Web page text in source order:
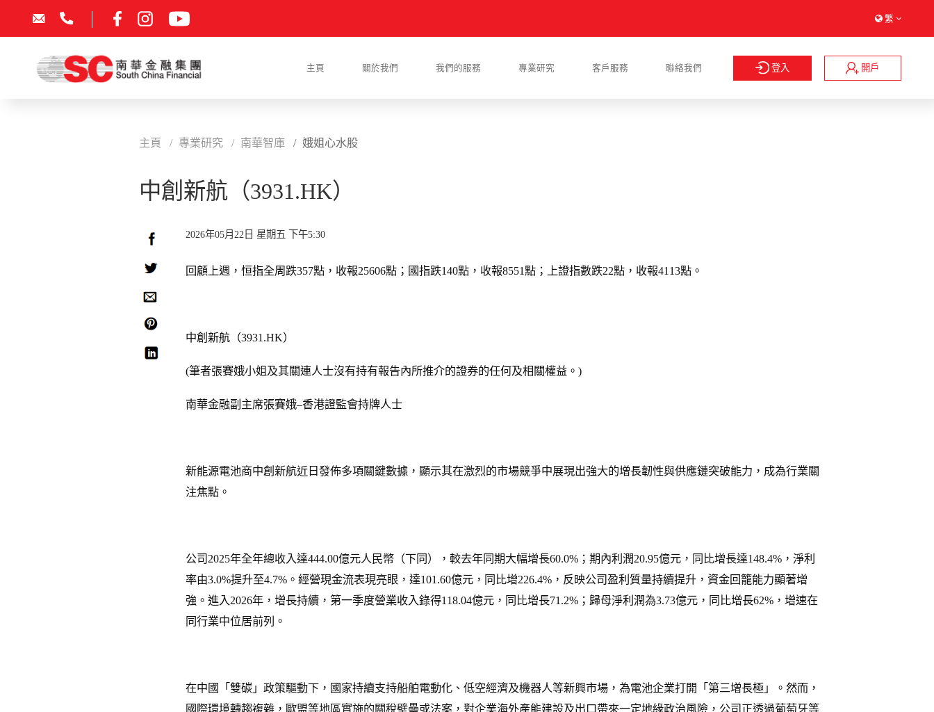
繁
主頁 關於我們 我們的服務 專業研究 客戶服務 聯絡我們 登入 開戶
主頁 專業研究 南華智庫 娥姐心水股
中創新航（3931.HK）
2026年05月22日 星期五 下午5:30
回顧上週，恒指全周跌357點，收報25606點；國指跌140點，收報8551點；上證指數跌22點，收報4113點。
中創新航（3931.HK）
(筆者張賽娥小姐及其關連人士沒有持有報告內所推介的證券的任何及相關權益。)
南華金融副主席張賽娥–香港證監會持牌人士
新能源電池商中創新航近日發佈多項關鍵數據，顯示其在激烈的市場競爭中展現出強大的增長韌性與供應鏈突破能力，成為行業關
注焦點。
公司2025年全年總收入達444.00億元人民幣（下同），較去年同期大幅增長60.0%；期內利潤20.95億元，同比增長達148.4%，淨利
率由3.0%提升至4.7%。經營現金流表現亮眼，達101.60億元，同比增226.4%，反映公司盈利質量持續提升，資金回籠能力顯著增
強。進入2026年，增長持續，第一季度營業收入錄得118.04億元，同比增長71.2%；歸母淨利潤為3.73億元，同比增長62%，增速在
同行業中位居前列。
在中國「雙碳」政策驅動下，國家持續支持船舶電動化、低空經濟及機器人等新興市場，為電池企業打開「第三增長極」。然而，